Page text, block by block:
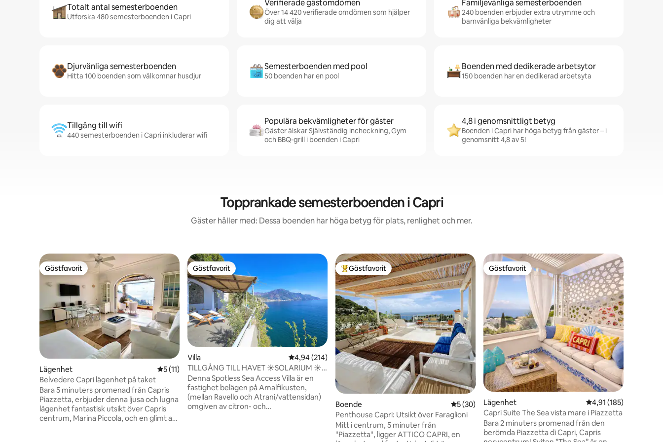
Totalt antal semesterboenden
Utforska 480 semesterboenden i Capri
Verifierade gästomdömen
Över 14 420 verifierade omdömen som hjälper
dig att välja
Familjevänliga semesterboenden
240 boenden erbjuder extra utrymme och
barnvänliga bekvämligheter
Djurvänliga semesterboenden
Hitta 100 boenden som välkomnar husdjur
Semesterboenden med pool
50 boenden har en pool
Boenden med dedikerade arbetsytor
150 boenden har en dedikerad arbetsyta
Tillgång till wifi
440 semesterboenden i Capri inkluderar wifi
Populära bekvämligheter för gäster
Gäster älskar Självständig incheckning, Gym
och BBQ-grill i boenden i Capri
4,8 i genomsnittligt betyg
Boenden i Capri har höga betyg från gäster – i
genomsnitt 4,8 av 5!
Topprankade semesterboenden i Capri
Gäster håller med: Dessa boenden har höga betyg för plats, renlighet och mer.
Gästfavorit
Gästfavorit
Lägenhet 5 av 5 i genomsnittligt betyg, 11 omdömen
5 (11)
Belvedere Capri lägenhet på taket
Bara 5 minuters promenad från Capris
Piazzetta, erbjuder denna ljusa och lugna
lägenhet fantastisk utsikt över Capris
centrum, Marina Piccola, och en glimt av
Gästfavorit
Gästfavorit
Villa 4,94 av 5 i genomsnittligt betyg, 214 omdömen
4,94 (214)
TILLGÅNG TILL HAVET ☀️SOLARIUM ☀️
PARKERING ☀️ RAVELLO VID HAVET
Denna Spotless Sea Access Villa är en
fastighet belägen på Amalfikusten,
(mellan Ravello och Atrani/vattensidan)
omgiven av citron- och
Populär gästfavorit
Gästfavorit
Boende 5 av 5 i genomsnittligt betyg, 30 omdömen
5 (30)
Penthouse Capri: Utsikt över Faraglioni
Mitt i centrum, 5 minuter från
"Piazzetta", ligger ATTICO CAPRI, en
Gästfavorit
Gästfavorit
Lägenhet 4,91 av 5 i
4,91 (185)
Capri Suite The Sea vista mare i Piazzetta
Bara 2 minuters promenad från den
berömda Piazzetta di Capri, Capris